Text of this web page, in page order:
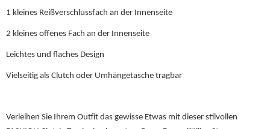
1 kleines Reißverschlussfach an der Innenseite
2 kleines offenes Fach an der Innenseite
Leichtes und flaches Design
Vielseitig als Clutch oder Umhängetasche tragbar
Verleihen Sie Ihrem Outfit das gewisse Etwas mit dieser stilvollen